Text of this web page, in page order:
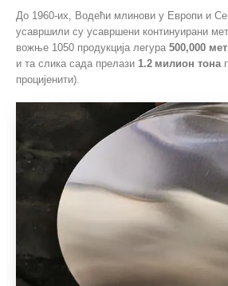
До 1960-их, Водећи млинови у Европи и
усавршили су усавршени континуирани
вожње 1050 продукција легура 500,000
и та слика сада прелази 1.2 милион тона
процијенити).